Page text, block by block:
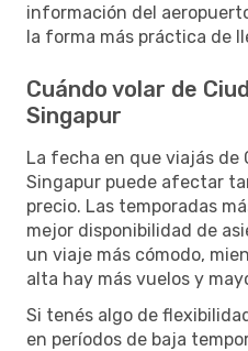
información del
la forma más práctica de
Cuándo volar de
Singapur
La fecha en que viajás de
Singapur puede afectar
precio. Las temporadas
mejor disponibilidad de
un viaje más cómodo,
alta hay más vuelos y
Si tenés algo de
en períodos de baja